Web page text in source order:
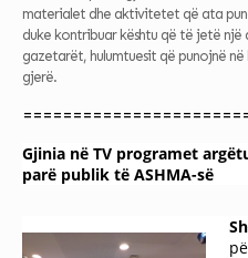
materialet dhe aktivitetet që ata
duke kontribuar kështu që të jetë
gazetarët, hulumtuesit që punojnë
gjerë.
Gjinia në TV programet
parë publik të ASHMA-së